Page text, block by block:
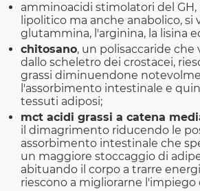
amminoacidi stimolatori del
lipolitico ma anche anabolico, si
glutammina, l'arginina, la lisina
chitosano, un polisaccaride
dallo scheletro dei crostacei,
grassi diminuendone
l'assorbimento intestinale e
tessuti adiposi;
mct acidi grassi a catena
il dimagrimento riducendo le
assorbimento intestinale che
un maggiore stoccaggio di
abituando il corpo a trarre
riescono a migliorarne l'impiego